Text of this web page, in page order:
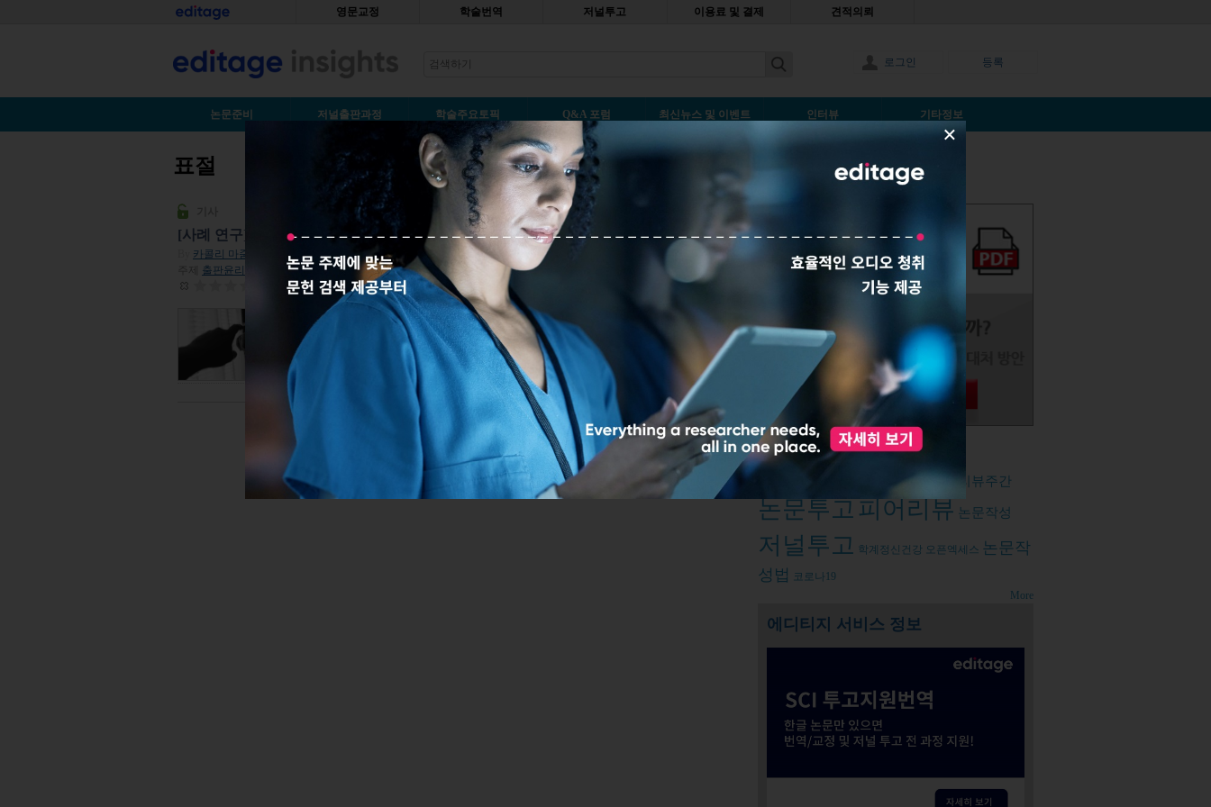
홈 영문교정 학술번역 저널투고 이용료 및 결제 견적의뢰
로그인 등록
논문준비 저널출판과정 학술주요토픽 Q&A 포럼 최신뉴스 및 이벤트 인터뷰 기타정보
You are here
표절
[사례 연구] 논문 번역 표절을 다루는 방법
카콜리 마줌더 | 2023년 05월 24일
덧글남기기
출판윤리 | 조회수 562
평점:0
논문 번역 표절은 다른 언어로 출판된 학술 번역물에 대해 출처를 누락하고, 사용하는 경우에
발생합니다. 이러한 형태의 표절은 적발하기 어려우나, 일단 적발 시 과중 처벌을 받을 수 있습
니다. 저자가 자신도 모르게 이러한 형태의 표절을 범할 시 어떻게 될까요? 궁금하시다면, 끝까
Related tags
논문컨설팅 피어리뷰주간
논문투고 피어리뷰 논문작성
저널투고 학계정신건강 오픈엑세스 논문작
성법
코로나19
More
에디티지 서비스 정보
×